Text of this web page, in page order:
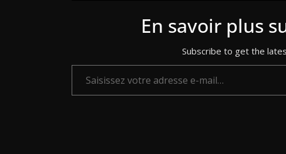
En savoir plus
Subscribe to get the
Saisissez votre adresse e-mail…